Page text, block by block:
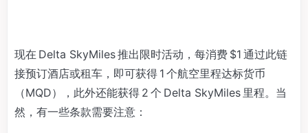
现在 Delta SkyMiles 推出限时活动，每消费 $1 通过此链
接预订酒店或租车，即可获得 1 个航空里程达标货币
（MQD），此外还能获得 2 个 Delta SkyMiles 里程。当
然，有一些条款需要注意：